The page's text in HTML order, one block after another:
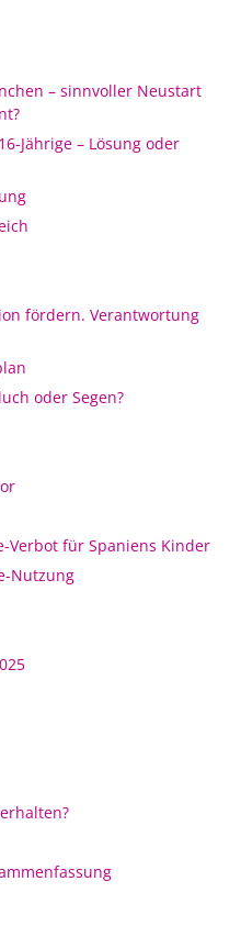
– sinnvoller Neustart
Jährige – Lösung oder
fördern. Verantwortung
oder Segen?
Verbot für Spaniens Kinder
Nutzung